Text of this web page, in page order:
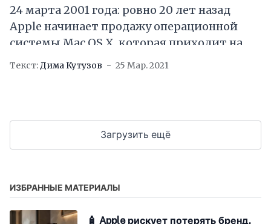
24 марта 2001 года: ровно 20 лет назад
Apple начинает продажу операционной
системы Mac OS X, которая приходит на
смену классической Mac OS 9. Версия
Текст:Дима Кутузов 25 Мар. 2021
Загрузить ещё
ИЗБРАННЫЕ МАТЕРИАЛЫ
🧴 Apple рискует потерять бренд,